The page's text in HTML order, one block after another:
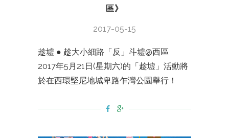
區》
2017-05-15
趁墟 ● 趁大小細路「反」斗墟@西區
2017年5月21日(星期六)的「趁墟」活動將
於在西環堅尼地城卑路乍灣公園舉行！